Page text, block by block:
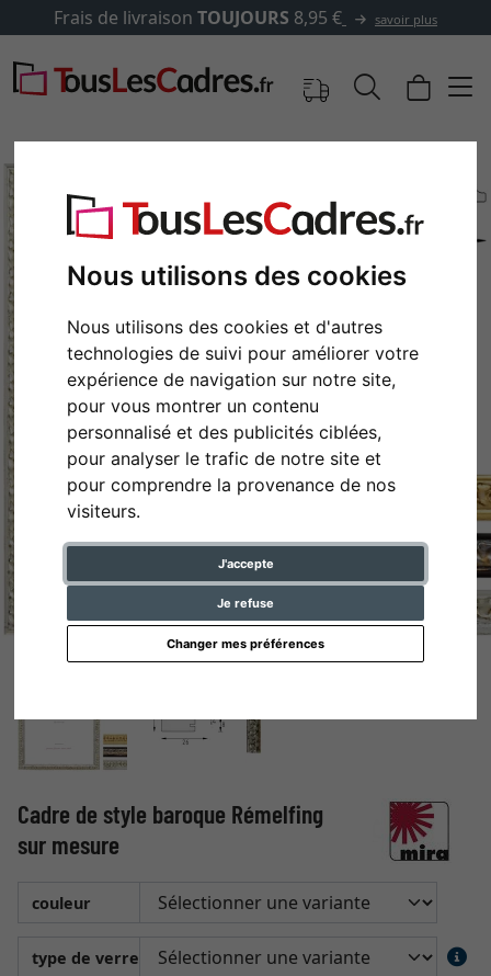
Nous utilisons des cookies
Nous utilisons des cookies et d'autres
technologies de suivi pour améliorer votre
expérience de navigation sur notre site,
pour vous montrer un contenu
personnalisé et des publicités ciblées,
pour analyser le trafic de notre site et
pour comprendre la provenance de nos
visiteurs.
J'accepte
Je refuse
Changer mes préférences
Frais de livraison TOUJOURS 8,95 € savoir plus
Retour
Cadre de style baroque Rémelfing
sur mesure
couleur
type de verre